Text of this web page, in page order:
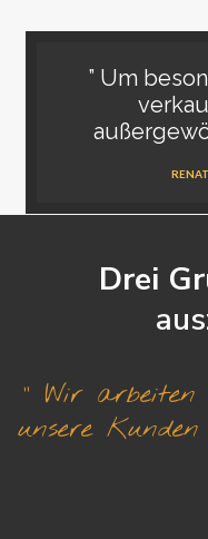
” Um
Drei
“ Wir
unsere